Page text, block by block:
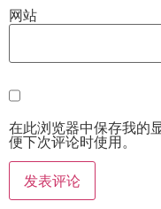
网站
在此浏览器中保存我的
便下次评论时使用。